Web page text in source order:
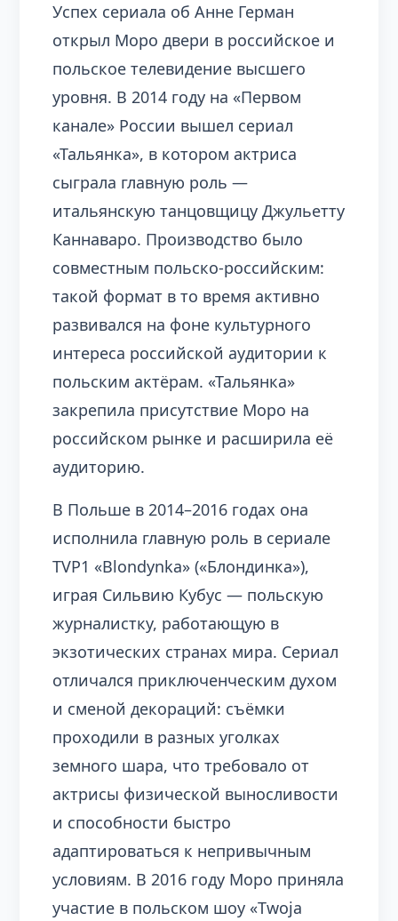
Успех сериала об Анне Герман
открыл Моро двери в российское и
польское телевидение высшего
уровня. В 2014 году на «Первом
канале» России вышел сериал
«Тальянка», в котором актриса
сыграла главную роль —
итальянскую танцовщицу Джульетту
Каннаваро. Производство было
совместным польско-российским:
такой формат в то время активно
развивался на фоне культурного
интереса российской аудитории к
польским актёрам. «Тальянка»
закрепила присутствие Моро на
российском рынке и расширила её
аудиторию.
В Польше в 2014–2016 годах она
исполнила главную роль в сериале
TVP1 «Blondynka» («Блондинка»),
играя Сильвию Кубус — польскую
журналистку, работающую в
экзотических странах мира. Сериал
отличался приключенческим духом
и сменой декораций: съёмки
проходили в разных уголках
земного шара, что требовало от
актрисы физической выносливости
и способности быстро
адаптироваться к непривычным
условиям. В 2016 году Моро приняла
участие в польском шоу «Twoja